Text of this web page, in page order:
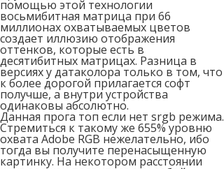
помощью этой технологии
восьмибитная матрица при 66
миллионах охватываемых цветов
создает иллюзию отображения
оттенков, которые есть в
десятибитных матрицах. Разница в
версиях у датаколора только в том, что
к более дорогой прилагается софт
получше, а внутри устройства
одинаковы абсолютно.
Данная прога топ если нет srgb режима.
Стремиться к такому же 655% уровню
охвата Adobe RGB нежелательно, ибо
тогда вы получите перенасыщенную
картинку. На некотором расстоянии